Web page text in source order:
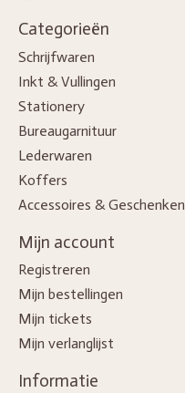
Categorieën
Schrijfwaren
Inkt & Vullingen
Stationery
Bureaugarnituur
Lederwaren
Koffers
Accessoires & Geschenken
Mijn account
Registreren
Mijn bestellingen
Mijn tickets
Mijn verlanglijst
Informatie